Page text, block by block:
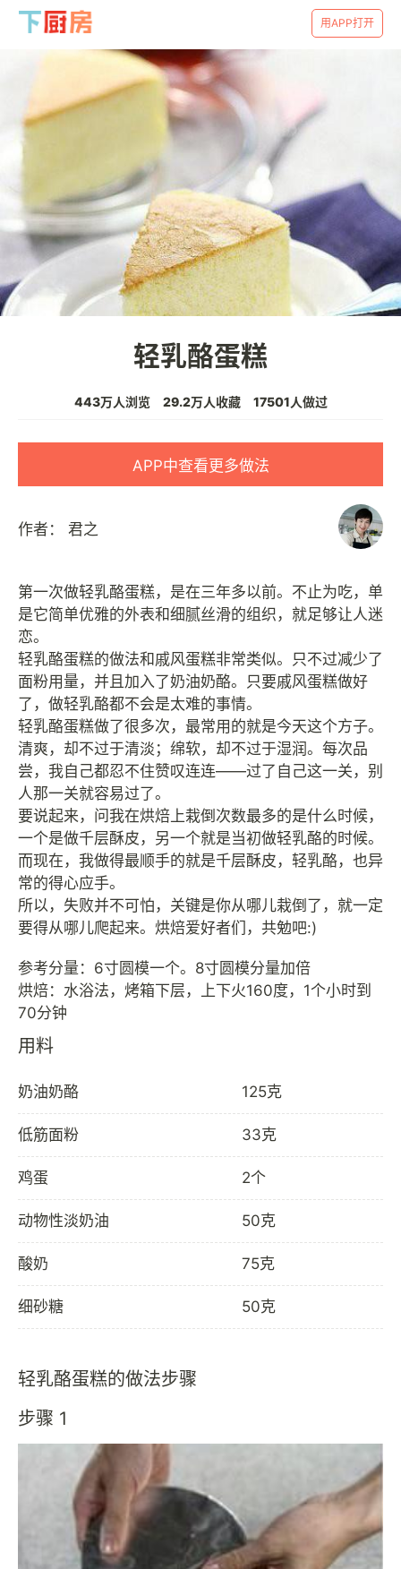
用APP打开
轻乳酪蛋糕
443万人浏览 29.2万人收藏 17501人做过
APP中查看更多做法
作者： 君之
第一次做轻乳酪蛋糕，是在三年多以前。不止为吃，单
是它简单优雅的外表和细腻丝滑的组织，就足够让人迷
恋。
轻乳酪蛋糕的做法和戚风蛋糕非常类似。只不过减少了
面粉用量，并且加入了奶油奶酪。只要戚风蛋糕做好
了，做轻乳酪都不会是太难的事情。
轻乳酪蛋糕做了很多次，最常用的就是今天这个方子。
清爽，却不过于清淡；绵软，却不过于湿润。每次品
尝，我自己都忍不住赞叹连连——过了自己这一关，别
人那一关就容易过了。
要说起来，问我在烘焙上栽倒次数最多的是什么时候，
一个是做千层酥皮，另一个就是当初做轻乳酪的时候。
而现在，我做得最顺手的就是千层酥皮，轻乳酪，也异
常的得心应手。
所以，失败并不可怕，关键是你从哪儿栽倒了，就一定
要得从哪儿爬起来。烘焙爱好者们，共勉吧:)
参考分量：6寸圆模一个。8寸圆模分量加倍
烘焙：水浴法，烤箱下层，上下火160度，1个小时到
用料
奶油奶酪 125克
低筋面粉 33克
鸡蛋 2个
动物性淡奶油 50克
酸奶 75克
细砂糖 50克
轻乳酪蛋糕的做法步骤
步骤 1